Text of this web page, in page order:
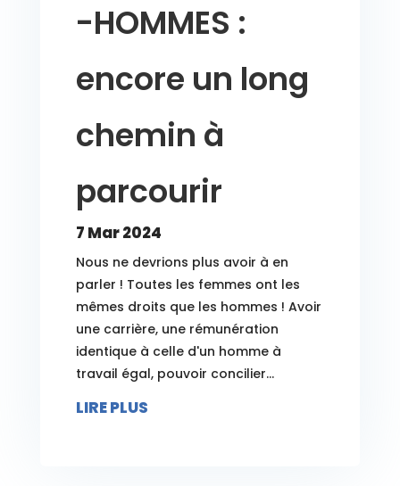
-HOMMES :
encore un long
chemin à
parcourir
7 Mar 2024
Nous ne devrions plus avoir à en
parler ! Toutes les femmes ont les
mêmes droits que les hommes ! Avoir
une carrière, une rémunération
identique à celle d'un homme à
travail égal, pouvoir concilier...
LIRE PLUS